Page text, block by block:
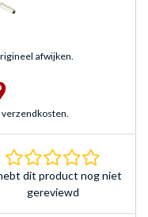
afwijken.
verzendkosten.
dit product nog niet
gereviewd